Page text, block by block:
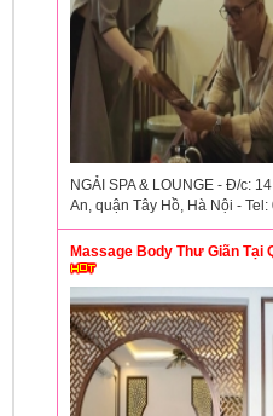
NGẢI SPA & LOUNGE - Đ/c:
An, quận Tây Hồ, Hà Nội -
Massage Body Thư Giãn Tại